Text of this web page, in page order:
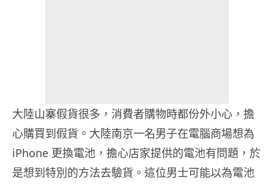
大陸山寨假貨很多，消費者購物時都份外小心，擔
心購買到假貨。大陸南京一名男子在電腦商場想為
iPhone 更換電池，擔心店家提供的電池有問題，於
是想到特別的方法去驗貨。這位男士可能以為電池